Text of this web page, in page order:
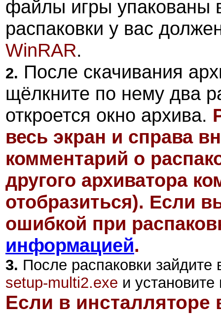
файлы игры упакованы
распаковки у вас
WinRAR.
2. После скачивания
щёлкните по нему два
откроется окно архива.
весь экран и справа
комментарий о
другого архиватора
отобразиться). Если
ошибкой при
информацией.
3. После распаковки зайдите
setup-multi2.exe и установите
Если в инсталляторе